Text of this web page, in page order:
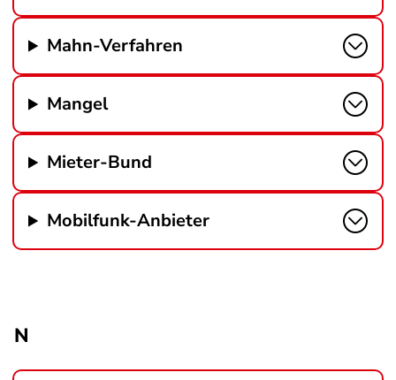
Mahn-Verfahren
Mangel
Mieter-Bund
Mobilfunk-Anbieter
N